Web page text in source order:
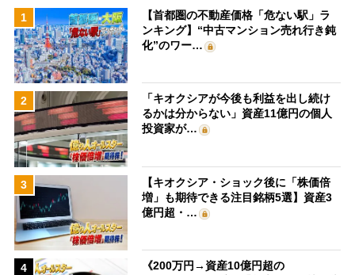
1
【首都圏の不動産価格「危ない駅」ラ
ンキング】“中古マンション売れ行き鈍
化”のワー…
2
「キオクシアが今後も利益を出し続け
るかは分からない」資産11億円の個人
投資家が…
3
【キオクシア・ショック後に「株価倍
増」も期待できる注目銘柄5選】資産3
億円超・…
4
《200万円→資産10億円超の